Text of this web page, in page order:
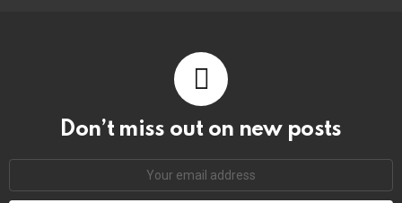
Don’t miss out on new posts